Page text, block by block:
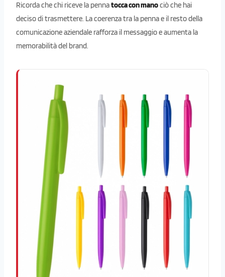
Ricorda che chi riceve la pennatocca con manociò che hai
deciso di trasmettere. La coerenza tra la penna e il resto della
comunicazione aziendale rafforza il messaggio e aumenta la
memorabilità del brand.